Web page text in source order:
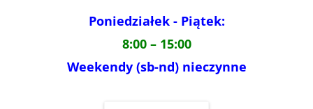
Poniedziałek - Piątek:
8:00 – 15:00
Weekendy (sb-nd) nieczynne